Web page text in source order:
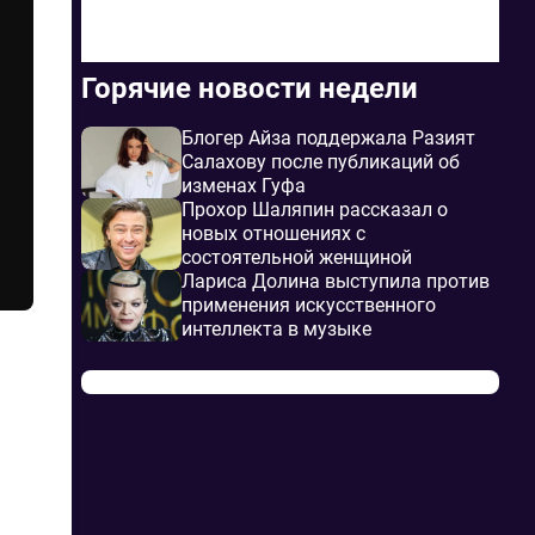
Горячие новости недели
Блогер Айза поддержала Разият
Салахову после публикаций об
изменах Гуфа
Прохор Шаляпин рассказал о
новых отношениях с
состоятельной женщиной
Лариса Долина выступила против
применения искусственного
интеллекта в музыке